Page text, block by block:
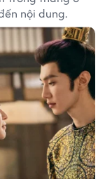
nội dung.